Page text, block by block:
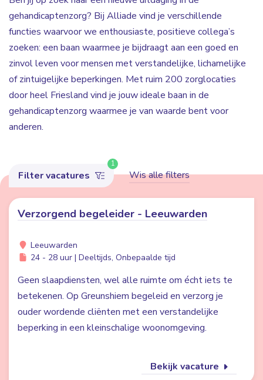
gehandicaptenzorg? Bij Alliade vind je verschillende
functies waarvoor we enthousiaste, positieve collega’s
zoeken: een baan waarmee je bijdraagt aan een goed en
zinvol leven voor mensen met verstandelijke, lichamelijke
of zintuigelijke beperkingen. Met ruim 200 zorglocaties
door heel Friesland vind je jouw ideale baan in de
gehandicaptenzorg waarmee je van waarde bent voor
anderen.
Filter vacatures
1
Wis alle filters
Verzorgend begeleider - Leeuwarden
Leeuwarden
24 - 28 uur | Deeltijds, Onbepaalde tijd
Geen slaapdiensten, wel alle ruimte om écht iets te
betekenen. Op Greunshiem begeleid en verzorg je
ouder wordende cliënten met een verstandelijke
beperking in een kleinschalige woonomgeving.
Bekijk vacature